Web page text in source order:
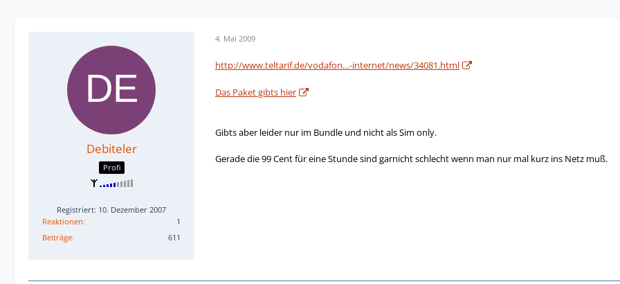
Debiteler
Profi
Registriert: 10. Dezember 2007
Reaktionen
1
Beiträge
611
4. Mai 2009
http://www.teltarif.de/vodafon…-internet/news/34081.html
Das Paket gibts hier
Gibts aber leider nur im Bundle und nicht als Sim only.
Gerade die 99 Cent für eine Stunde sind garnicht schlecht wenn man nur mal kurz ins Netz muß.